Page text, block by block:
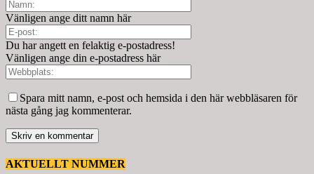
Vänligen ange ditt namn här
Du har angett en felaktig e-postadress!
Vänligen ange din e-postadress här
Spara mitt namn, e-post och hemsida i den här webbläsaren för
nästa gång jag kommenterar.
AKTUELLT NUMMER